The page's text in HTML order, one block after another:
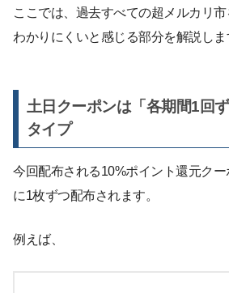
ここでは、過去すべての超メルカリ市
わかりにくいと感じる部分を解説しま
土日クーポンは「各期間1回
タイプ
今回配布される10%ポイント還元ク
に1枚ずつ配布されます。
例えば、